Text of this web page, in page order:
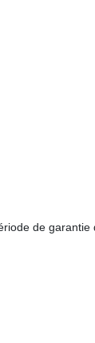
de garantie